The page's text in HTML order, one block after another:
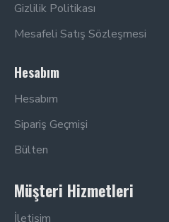
Gizlilik Politikası
Mesafeli Satış Sözleşmesi
Hesabım
Hesabım
Sipariş Geçmişi
Bülten
Müşteri Hizmetleri
İletişim